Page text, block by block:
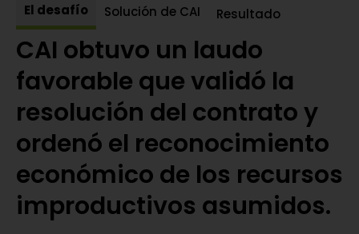
El desafío Solución de CAI Resultado
CAI obtuvo un laudo
favorable que validó la
resolución del contrato y
ordenó el reconocimiento
económico de los recursos
improductivos asumidos.